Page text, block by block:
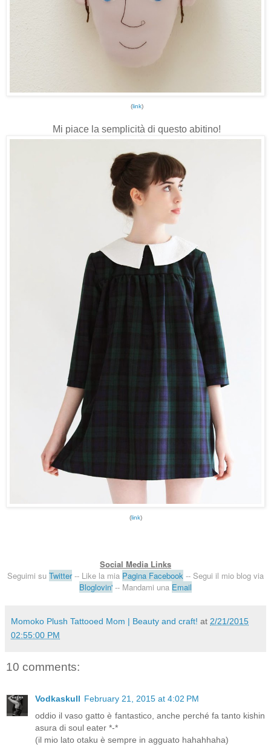
(link)
Mi piace la semplicità di questo abitino!
(link)
Social Media Links
Seguimi su Twitter-- Like la mia Pagina Facebook -- Segui il mio blog via
Bloglovin' -- Mandami una Email
Momoko Plush Tattooed Mom | Beauty and craft! at 2/21/2015
02:55:00 PM
10 comments:
Vodkaskull February 21, 2015 at 4:02 PM
oddio il vaso gatto è fantastico, anche perché fa tanto kishin
asura di soul eater *-*
(il mio lato otaku è sempre in agguato hahahhaha)